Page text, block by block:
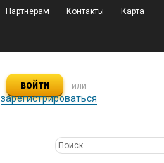
Партнерам Контакты
Карта
войти или
зарегистрироваться